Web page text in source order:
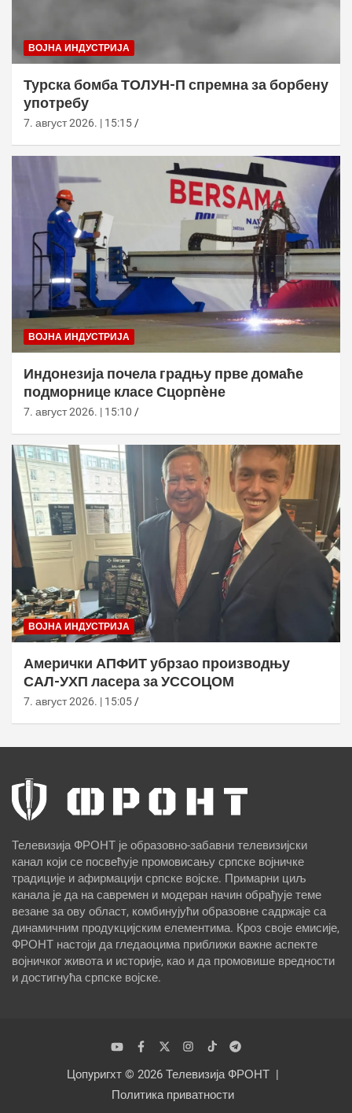
ВОЈНА ИНДУСТРИЈА
Турска бомба ТОЛУН-П спремна за борбену
употребу
7. август 2026. | 15:15
ВОЈНА ИНДУСТРИЈА
Индонезија почела градњу прве домаће
подморнице класе Сцорпèне
7. август 2026. | 15:10
ВОЈНА ИНДУСТРИЈА
Амерички АПФИТ убрзао производњу
САЛ-УХП ласера за УССОЦОМ
7. август 2026. | 15:05
Телевизија ФРОНТ је образовно-забавни телевизијски
канал који се посвећује промовисању српске војничке
традиције и афирмацији српске војске. Примарни циљ
канала је да на савремен и модеран начин обрађује теме
везане за ову област, комбинујући образовне садржаје са
динамичним продукцијским елементима. Кроз своје емисије,
ФРОНТ настоји да гледаоцима приближи важне аспекте
војничког живота и историје, као и да промовише вредности
и достигнућа српске војске.
Цопyригхт © 2026 Телевизија ФРОНТ
Политика приватности